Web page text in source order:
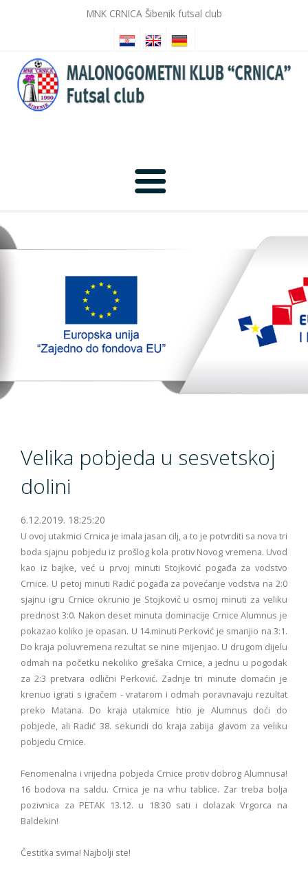
MNK CRNICA Šibenik futsal club
TopTim liga 29-10-2023
Velika pobjeda u sesvetskoj
dolini
6.12.2019. 18:25:20
U ovoj utakmici Crnica je imala jasan cilj, a to je potvrditi sa nova tri
boda sjajnu pobjedu iz prošlog kola protiv Novog vremena. Uvod
kao iz bajke, već u prvoj minuti Stojković pogađa za vodstvo
Crnice. U petoj minuti Radić pogađa za povećanje vodstva na 2:0
sjajnu igru Crnice okrunio je Stojković u osmoj minuti za veliku
prednost 3:0. Nakon deset minuta dominacije Crnice Alumnus je
pokazao koliko je opasan. U 14.minuti Perković je smanjio na 3:1.
Do kraja poluvremena rezultat se nine mijenjao. U drugom dijelu
odmah na početku nekoliko grešaka Crnice, a jednu u pogodak
za 2:3 pretvara odlični Perković. Zadnje tri minute domaćin je
krenuo igrati s igračem - vratarom i odmah poravnavaju rezultat
preko Matana. Do kraja utakmice htio je Alumnus doći do
pobjede, ali Radić 38. sekundi do kraja zabija glavom za veliku
pobjedu Crnice.
Fenomenalna i vrijedna pobjeda Crnice protiv dobrog Alumnusa!
16 bodova na saldu. Crnica je na vrhu tablice. Zar treba bolja
pozivnica za PETAK 13.12. u 18:30 sati i dolazak Vrgorca na
Baldekin!
Čestitka svima! Najbolji ste!